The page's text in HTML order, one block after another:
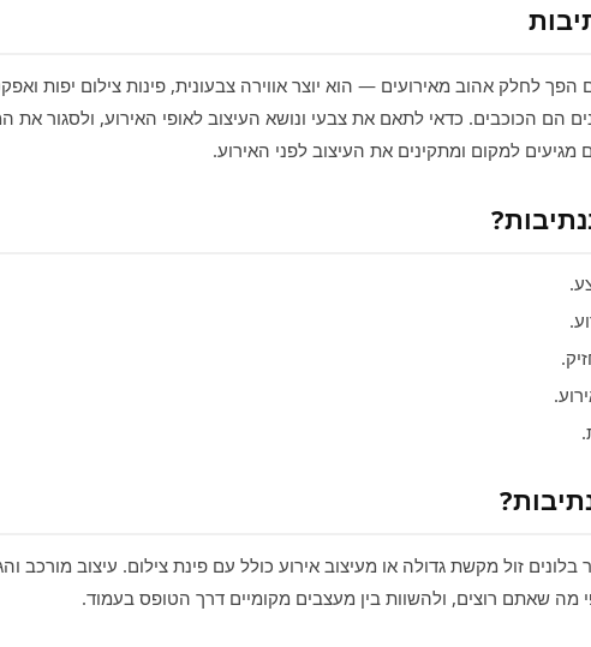
הפך לחלק אהוב מאירועים — הוא יוצר אווירה צבעונית, פינות צילום יפות
הם הכוכבים. כדאי לתאם את צבעי ונושא העיצוב לאופי האירוע, ולסגור
למקום ומתקינים את העיצוב לפני האירוע.
זול מקשת גדולה או מעיצוב אירוע כולל עם פינת צילום. עיצוב מורכב
שאתם רוצים, ולהשוות בין מעצבים מקומיים דרך הטופס בעמוד.